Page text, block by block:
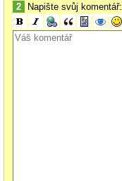
2 Napište svůj komentář: